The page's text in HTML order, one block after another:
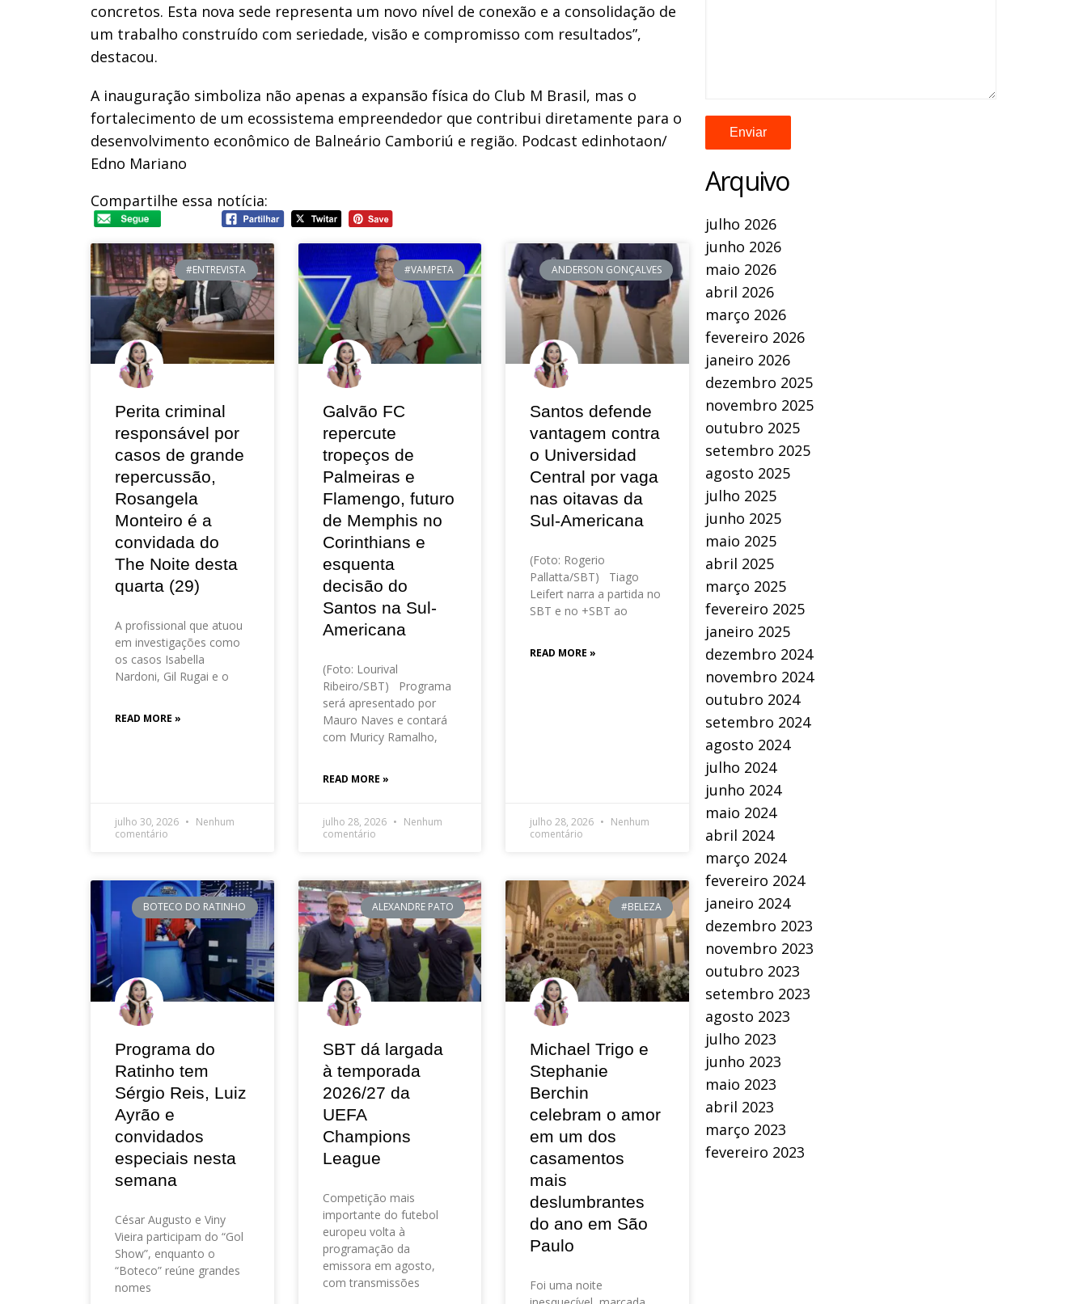
concretos. Esta nova sede representa um novo nível de conexão e a consolidação de
um trabalho construído com seriedade, visão e compromisso com resultados”,
destacou.
A inauguração simboliza não apenas a expansão física do Club M Brasil, mas o
fortalecimento de um ecossistema empreendedor que contribui diretamente para o
desenvolvimento econômico de Balneário Camboriú e região. Podcast edinhotaon/
Edno Mariano
Compartilhe essa notícia:
#ENTREVISTA
Perita criminal
responsável por
casos de grande
repercussão,
Rosangela
Monteiro é a
convidada do
The Noite desta
quarta (29)
A profissional que atuou
em investigações como
os casos Isabella
Nardoni, Gil Rugai e o
READ MORE »
julho 30, 2026
Nenhum
comentário
#VAMPETA
Galvão FC
repercute
tropeços de
Palmeiras e
Flamengo, futuro
de Memphis no
Corinthians e
esquenta
decisão do
Santos na Sul-
Americana
(Foto: Lourival
Ribeiro/SBT) Programa
será apresentado por
Mauro Naves e contará
com Muricy Ramalho,
READ MORE »
julho 28, 2026
Nenhum
comentário
ANDERSON GONÇALVES
Santos defende
vantagem contra
o Universidad
Central por vaga
nas oitavas da
Sul-Americana
(Foto: Rogerio
Pallatta/SBT) Tiago
Leifert narra a partida no
SBT e no +SBT ao
READ MORE »
julho 28, 2026
Nenhum
comentário
BOTECO DO RATINHO
Programa do
Ratinho tem
Sérgio Reis, Luiz
Ayrão e
convidados
especiais nesta
semana
César Augusto e Viny
Vieira participam do “Gol
Show”, enquanto o
“Boteco” reúne grandes
nomes
ALEXANDRE PATO
SBT dá largada
à temporada
2026/27 da
UEFA
Champions
League
Competição mais
importante do futebol
europeu volta à
programação da
emissora em agosto,
com transmissões
#BELEZA
Michael Trigo e
Stephanie
Berchin
celebram o amor
em um dos
casamentos
mais
deslumbrantes
do ano em São
Paulo
Foi uma noite
Arquivo
julho 2026
junho 2026
maio 2026
abril 2026
março 2026
fevereiro 2026
janeiro 2026
dezembro 2025
novembro 2025
outubro 2025
setembro 2025
agosto 2025
julho 2025
junho 2025
maio 2025
abril 2025
março 2025
fevereiro 2025
janeiro 2025
dezembro 2024
novembro 2024
outubro 2024
setembro 2024
agosto 2024
julho 2024
junho 2024
maio 2024
abril 2024
março 2024
fevereiro 2024
janeiro 2024
dezembro 2023
novembro 2023
outubro 2023
setembro 2023
agosto 2023
julho 2023
junho 2023
maio 2023
abril 2023
março 2023
fevereiro 2023